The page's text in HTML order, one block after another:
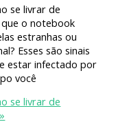
se livrar de
o notebook
estranhas ou
Esses são sinais
estar infectado por
você
se livrar de